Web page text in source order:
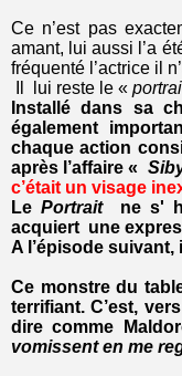
Ce n’est pas
amant, lui aussi l’a
fréquenté l’actrice il
Il lui reste le «
Installé dans sa
également
chaque action
après l’affaire «
c’était un visage
LePortraitne s'
acquiert une
A l’épisode
Ce monstre du
terrifiant. C’est,
dire comme
vomissent en me